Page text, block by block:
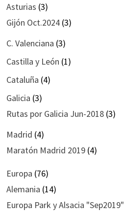
Asturias (3)
Gijón Oct.2024(3)
C. Valenciana (3)
Castilla y León (1)
Cataluña (4)
Galicia (3)
Rutas por Galicia Jun-2018(3)
Madrid (4)
Maratón Madrid 2019(4)
Europa (76)
Alemania (14)
Europa Park y Alsacia "Sep2019"